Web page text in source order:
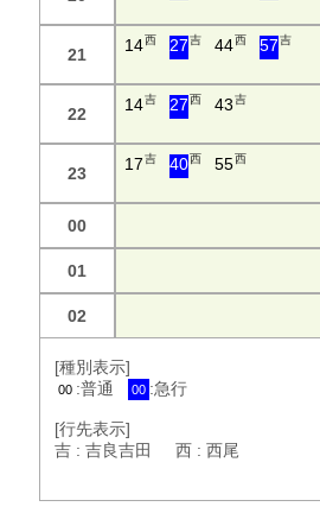
21 14西 27吉 44西 57 吉
22 14吉 27西 43 吉
23 17吉 40西 55西
00
01
02
[種別表示]
00 :普通 00 :急行
[行先表示]
吉 : 吉良吉田 西 : 西尾